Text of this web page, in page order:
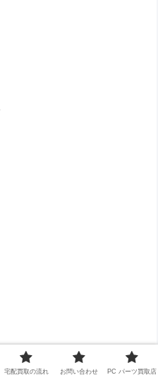
宅配買取の流れ お問い合わせ PC パーツ買取店